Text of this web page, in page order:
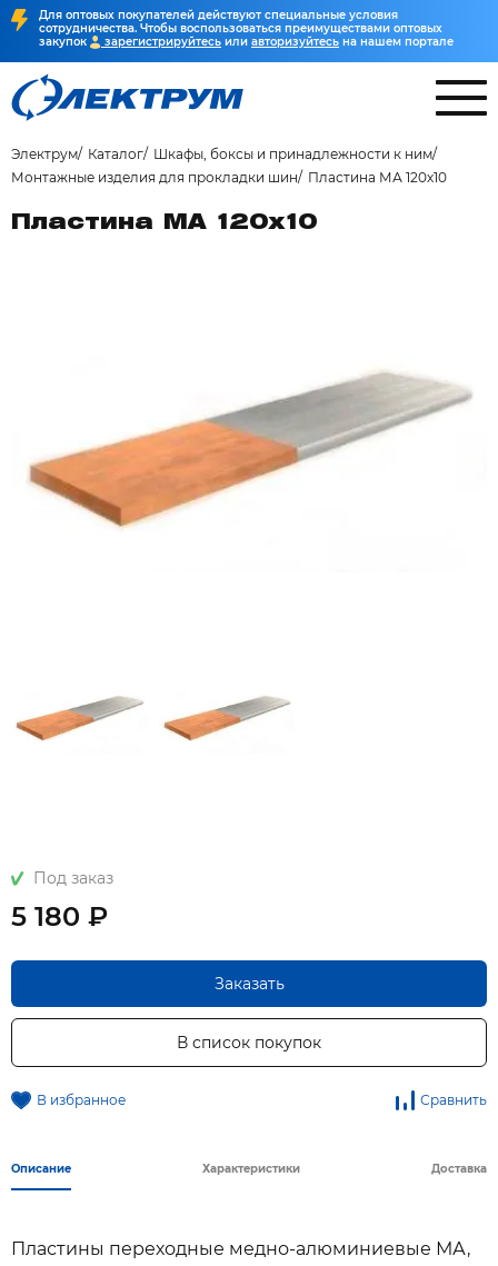
Для оптовых покупателей действуют специальные условия
сотрудничества. Чтобы воспользоваться преимуществами оптовых
закупок
зарегистрируйтесь или авторизуйтесь на нашем портале
Электрум Каталог
Шкафы, боксы и принадлежности к ним
Монтажные изделия для прокладки шин
Пластина МА 120х10
Пластина МА 120х10
Под заказ
5 180 ₽
Заказать
В список покупок
В избранное Сравнить
Описание Характеристики Доставка
Пластины переходные медно-алюминиевые МА,